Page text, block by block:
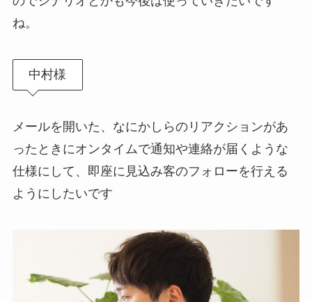
ね。
中村様
メールを開いた、なにかしらのリアクションがあ
ったときにオンタイムで通知や連絡が届くような
仕様にして、即座に見込み客のフォローを行える
ようにしたいです